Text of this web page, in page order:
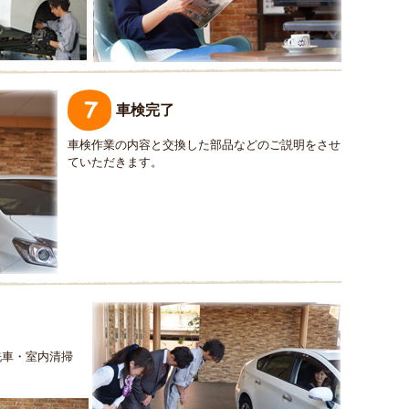
車検完了
車検作業の内容と交換した部品などのご説明をさせ
ていただきます。
・室内清掃